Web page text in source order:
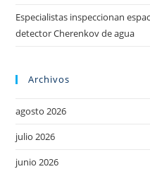
Especialistas inspeccionan
detector Cherenkov de agua
Archivos
agosto 2026
julio 2026
junio 2026